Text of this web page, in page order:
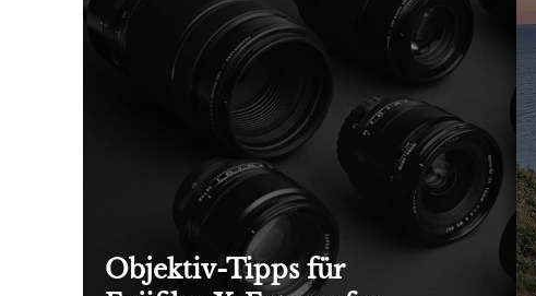
Objektiv-Tipps für